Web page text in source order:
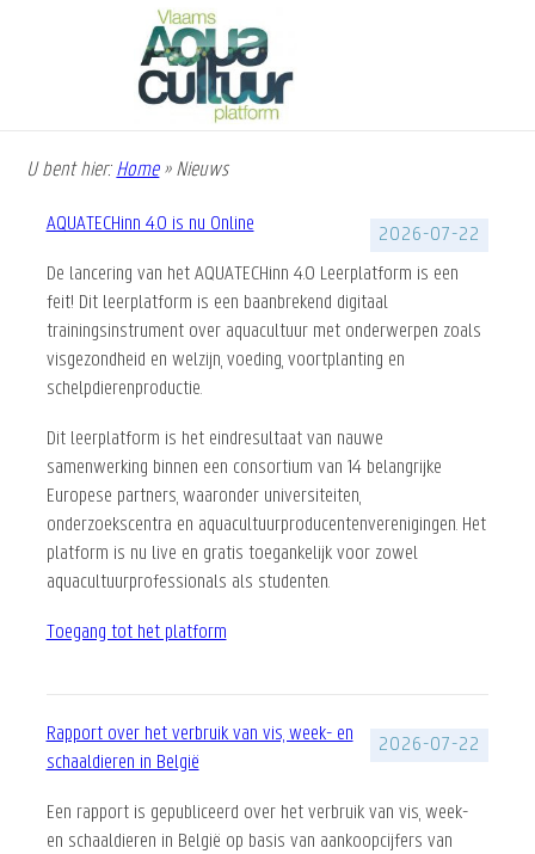
gaan
U bent hier: Home » Nieuws
2026-07-22
AQUATECHinn 4.0 is nu Online
De lancering van het AQUATECHinn 4.0 Leerplatform is een
feit! Dit leerplatform is een baanbrekend digitaal
trainingsinstrument over aquacultuur met onderwerpen zoals
visgezondheid en welzijn, voeding, voortplanting en
schelpdierenproductie.
Dit leerplatform is het eindresultaat van nauwe
samenwerking binnen een consortium van 14 belangrijke
Europese partners, waaronder universiteiten,
onderzoekscentra en aquacultuurproducentenverenigingen. Het
platform is nu live en gratis toegankelijk voor zowel
aquacultuurprofessionals als studenten.
Toegang tot het platform
2026-07-22
Rapport over het verbruik van vis, week- en
schaaldieren in België
Een rapport is gepubliceerd over het verbruik van vis, week-
en schaaldieren in België op basis van aankoopcijfers van